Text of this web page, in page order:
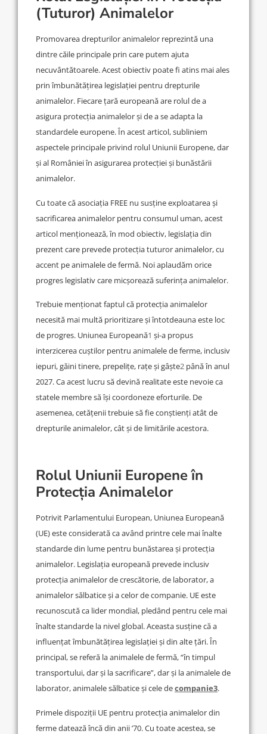
(Tuturor) Animalelor
Promovarea drepturilor animalelor reprezintă una
dintre căile principale prin care putem ajuta
necuvântătoarele. Acest obiectiv poate fi atins mai ales
prin îmbunătățirea legislației pentru drepturile
animalelor. Fiecare țară europeană are rolul de a
asigura protecția animalelor și de a se adapta la
standardele europene. În acest articol, subliniem
aspectele principale privind rolul Uniunii Europene, dar
și al României în asigurarea protecției și bunăstării
animalelor.
Cu toate că asociația FREE nu susține exploatarea și
sacrificarea animalelor pentru consumul uman, acest
articol menționează, în mod obiectiv, legislația din
prezent care prevede protecția tuturor animalelor, cu
accent pe animalele de fermă. Noi aplaudăm orice
progres legislativ care micșorează suferința animalelor.
Trebuie menționat faptul că protecția animalelor
necesită mai multă prioritizare și întotdeauna este loc
de progres. Uniunea Europeană1 și-a propus
interzicerea cuștilor pentru animalele de ferme, inclusiv
iepuri, găini tinere, prepelițe, rațe și gâște2 până în anul
2027. Ca acest lucru să devină realitate este nevoie ca
statele membre să își coordoneze eforturile. De
asemenea, cetățenii trebuie să fie conștienți atât de
drepturile animalelor, cât și de limitările acestora.
Rolul Uniunii Europene în
Protecția Animalelor
Potrivit Parlamentului European, Uniunea Europeană
(UE) este considerată ca având printre cele mai înalte
standarde din lume pentru bunăstarea și protecția
animalelor. Legislația europeană prevede inclusiv
protecția animalelor de crescătorie, de laborator, a
animalelor sălbatice și a celor de companie. UE este
recunoscută ca lider mondial, pledând pentru cele mai
înalte standarde la nivel global. Aceasta susține că a
influențat îmbunătățirea legislației și din alte țări. În
principal, se referă la animalele de fermă, “în timpul
transportului, dar și la sacrificare”, dar și la animalele de
laborator, animalele sălbatice și cele decompanie3.
Primele dispoziții UE pentru protecția animalelor din
ferme datează încă din anii ’70. Cu toate acestea, se